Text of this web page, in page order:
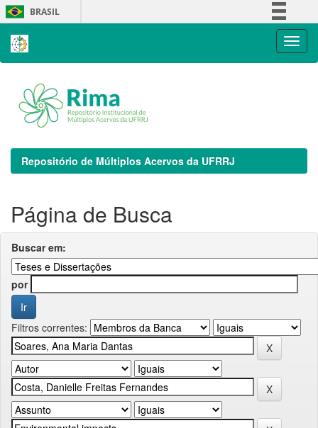
Skip
navigation
BRASIL
Repositório de Múltiplos Acervos da UFRRJ
Página de Busca
Buscar em:
por
Filtros correntes: